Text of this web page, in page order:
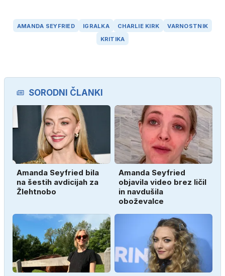
AMANDA SEYFRIED IGRALKA CHARLIE KIRK
VARNOSTNIK
KRITIKA
SORODNI ČLANKI
Amanda Seyfried bila
na šestih avdicijah za
Žlehtnobo
Amanda Seyfried
objavila video brez ličil
in navdušila
oboževalce